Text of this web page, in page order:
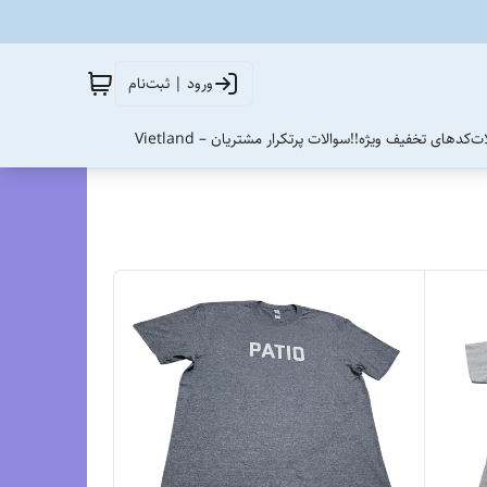
ورود | ثبت‌نام
کدهای تخفیف ویژه!!سوالات پرتکرار مشتریان – Vietland